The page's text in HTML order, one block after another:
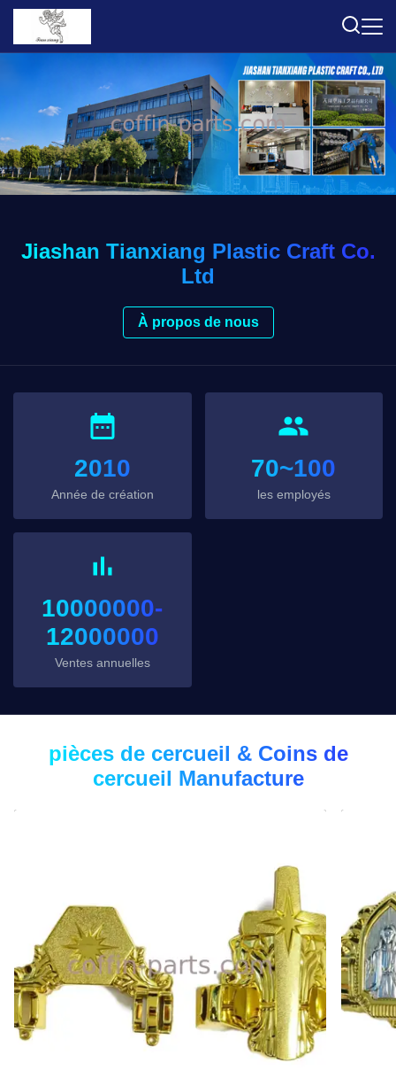
Jiashan Tianxiang Plastic Craft Co.
Ltd
À propos de nous
2010
Année de création
70~100
les employés
10000000-
12000000
Ventes annuelles
pièces de cercueil & Coins de
cercueil Manufacture